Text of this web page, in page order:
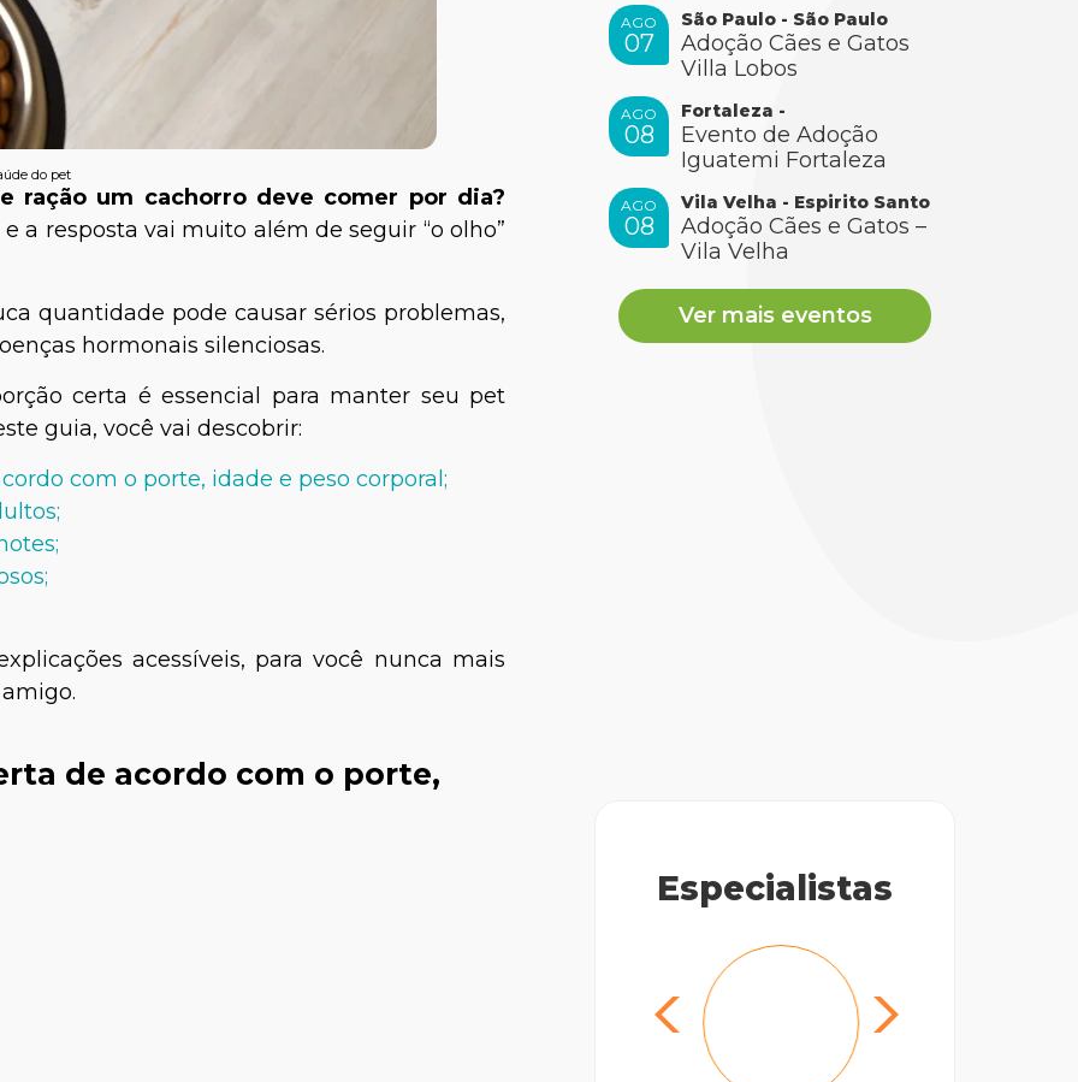
do pet
ração um cachorro deve comer por dia?
a resposta vai muito além de seguir “o olho”
quantidade pode causar sérios problemas,
hormonais silenciosas.
certa é essencial para manter seu pet
guia, você vai descobrir:
com o porte, idade e peso corporal;
acessíveis, para você nunca mais
de acordo com o porte,
AGO
07
São Paulo - São Paulo
Adoção Cães e Gatos
Villa Lobos
AGO
08
Fortaleza -
Evento de Adoção
Iguatemi Fortaleza
AGO
08
Vila Velha - Espirito Santo
Adoção Cães e Gatos –
Vila Velha
Ver mais eventos
Especialistas